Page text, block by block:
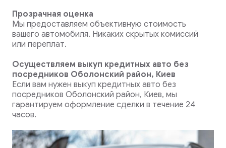
Прозрачная оценка
Мы предоставляем объективную стоимость
вашего автомобиля. Никаких скрытых комиссий
или переплат.
Осуществляем выкуп кредитных авто без
посредников Оболонский район, Киев
Если вам нужен выкуп кредитных авто без
посредников Оболонский район, Киев, мы
гарантируем оформление сделки в течение 24
часов.